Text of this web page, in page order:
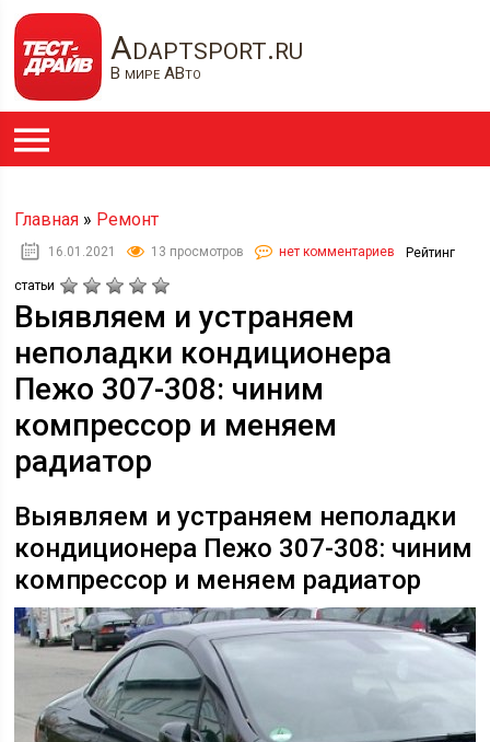
Adaptsport.ru
В мире АВто
Главная » Ремонт
16.01.2021 13 просмотров нет комментариев Рейтинг
статьи
Выявляем и устраняем
неполадки кондиционера
Пежо 307-308: чиним
компрессор и меняем
радиатор
Выявляем и устраняем неполадки
кондиционера Пежо 307-308: чиним
компрессор и меняем радиатор